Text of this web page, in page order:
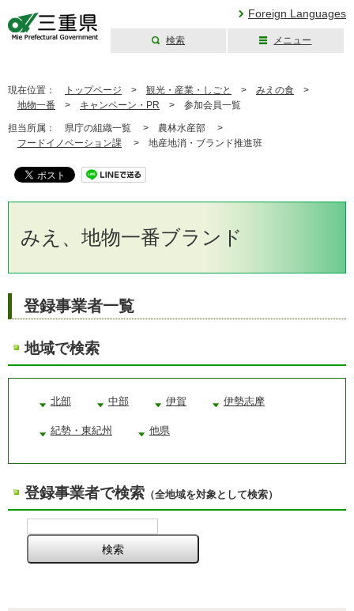
Foreign Languages
検索 メニュー
現在位置： トップページ > 観光・産業・しごと > みえの食 >
地物一番 > キャンペーン・PR > 参加会員一覧
担当所属： 県庁の組織一覧 > 農林水産部 >
フードイノベーション課 > 地産地消・ブランド推進班
みえ、地物一番ブランド
登録事業者一覧
地域で検索
北部 中部 伊賀 伊勢志摩
紀勢・東紀州 他県
登録事業者で検索 （全地域を対象として検索）